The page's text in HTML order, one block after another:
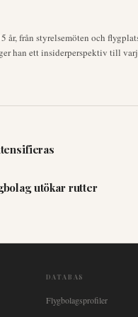
från styrelsemöten och
han ett insiderperspektiv till
utökar rutter
DATABAS
Flygbolagsprofiler